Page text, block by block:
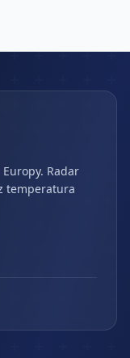
Radar
temperatura